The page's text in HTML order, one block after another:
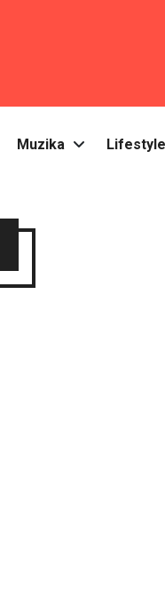
Muzika Lifestyle